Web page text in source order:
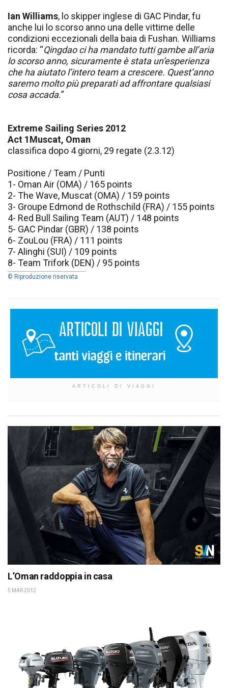
Ian Williams, lo skipper inglese di GAC Pindar, fu
anche lui lo scorso anno una delle vittime delle
condizioni eccezionali della baia di Fushan. Williams
ricorda: “Qingdao ci ha mandato tutti gambe all’aria
lo scorso anno, sicuramente è stata un’esperienza
che ha aiutato l’intero team a crescere. Quest’anno
saremo molto più preparati ad affrontare qualsiasi
cosa accada.”
Extreme Sailing Series 2012
Act 1Muscat, Oman
classifica dopo 4 giorni, 29 regate (2.3.12)
Positione / Team / Punti
1- Oman Air (OMA) / 165 points
2- The Wave, Muscat (OMA) / 159 points
3- Groupe Edmond de Rothschild (FRA) / 155 points
4- Red Bull Sailing Team (AUT) / 148 points
5- GAC Pindar (GBR) / 138 points
6- ZouLou (FRA) / 111 points
7- Alinghi (SUI) / 109 points
8- Team Trifork (DEN) / 95 points
© Riproduzione riservata
ARTICOLI DI VIAGGI
L’Oman raddoppia in casa
5 MAR 2012